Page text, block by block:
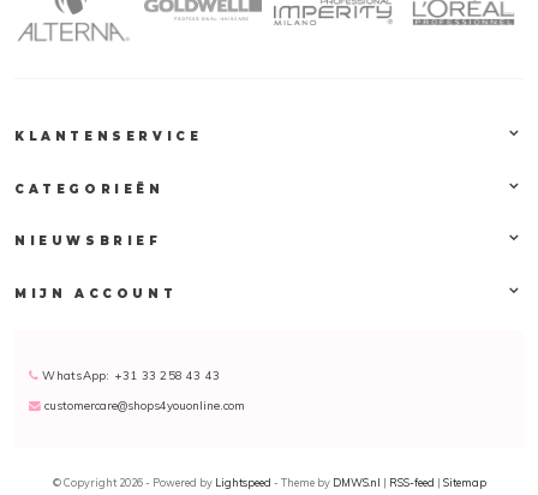
KLANTENSERVICE
CATEGORIEËN
NIEUWSBRIEF
MIJN ACCOUNT
WhatsApp: +31 33 258 43 43
customercare@shops4youonline.com
© Copyright 2026 - Powered by Lightspeed - Theme by DMWS.nl | RSS-feed | Sitemap